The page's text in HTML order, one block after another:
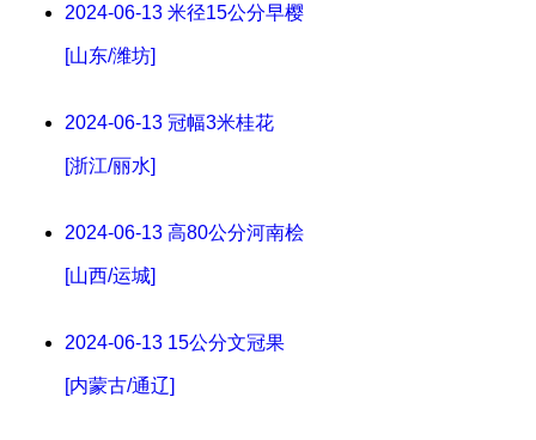
2024-06-13 米径15公分早樱
[山东/潍坊]
2024-06-13 冠幅3米桂花
[浙江/丽水]
2024-06-13 高80公分河南桧
[山西/运城]
2024-06-13 15公分文冠果
[内蒙古/通辽]